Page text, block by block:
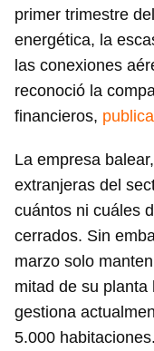
primer trimestre
energética, la
las conexiones
reconoció la
financieros,
La empresa
extranjeras del
cuántos ni cuáles
cerrados. Sin
marzo solo
mitad de su
gestiona
5.000 habitaciones.